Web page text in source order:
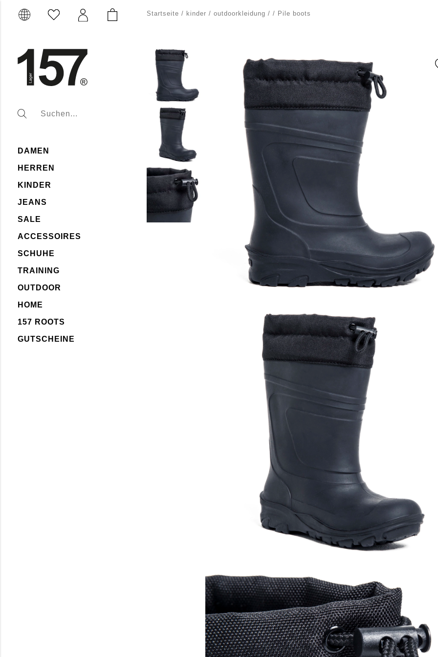
DAMEN
HERREN
KINDER
JEANS
SALE
ACCESSOIRES
SCHUHE
TRAINING
OUTDOOR
HOME
157 ROOTS
GUTSCHEINE
Startseite / kinder / outdoorkleidung / / Pile boots